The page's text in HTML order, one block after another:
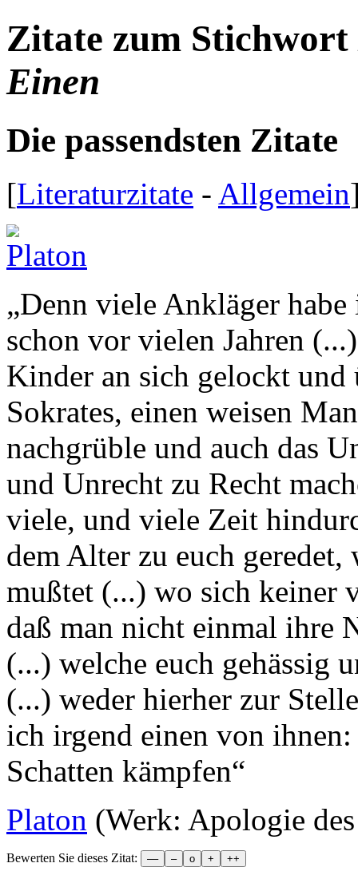
Zitate zum Stichwort
Einen
Die passendsten Zitate
[Literaturzitate - Allgemein
„Denn viele Ankläger
schon vor vielen Jahren
Kinder an sich gelockt und
Sokrates, einen weisen
nachgrüble und auch das
und Unrecht zu Recht
viele, und viele Zeit
dem Alter zu euch
mußtet (...) wo sich keiner
daß man nicht einmal ihre
(...) welche euch gehässig
(...) weder hierher zur
ich irgend einen von
Schatten kämpfen“
Platon (Werk: Apologie
Bewerten Sie dieses Zitat: